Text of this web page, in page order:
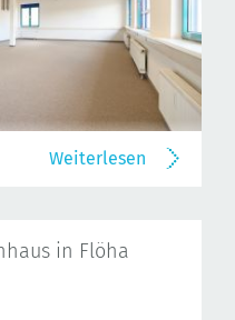
Weiterlesen
in Flöha